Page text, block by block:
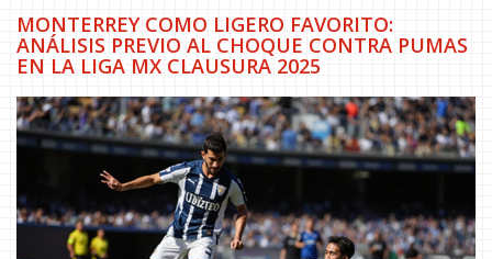
MONTERREY COMO LIGERO FAVORITO:
ANÁLISIS PREVIO AL CHOQUE CONTRA PUMAS
EN LA LIGA MX CLAUSURA 2025